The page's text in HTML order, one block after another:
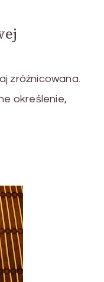
zróżnicowana.
określenie,